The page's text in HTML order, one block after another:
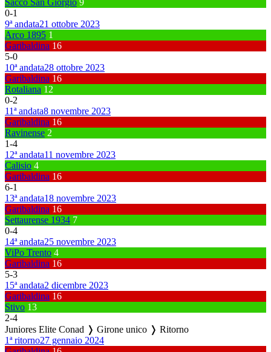
0-1
9ª andata21 ottobre 2023
Arco 1895 1
Garibaldina 16
5-0
10ª andata28 ottobre 2023
Garibaldina 16
Rotaliana 12
0-2
11ª andata8 novembre 2023
Garibaldina 16
Ravinense 2
1-4
12ª andata11 novembre 2023
Calisio 4
Garibaldina 16
6-1
13ª andata18 novembre 2023
Garibaldina 16
Settaurense 1934 7
0-4
14ª andata25 novembre 2023
ViPo Trento 4
Garibaldina 16
5-3
15ª andata2 dicembre 2023
Garibaldina 16
Stivo 13
2-4
Juniores Elite Conad ❭ Girone unico ❭ Ritorno
1ª ritorno27 gennaio 2024